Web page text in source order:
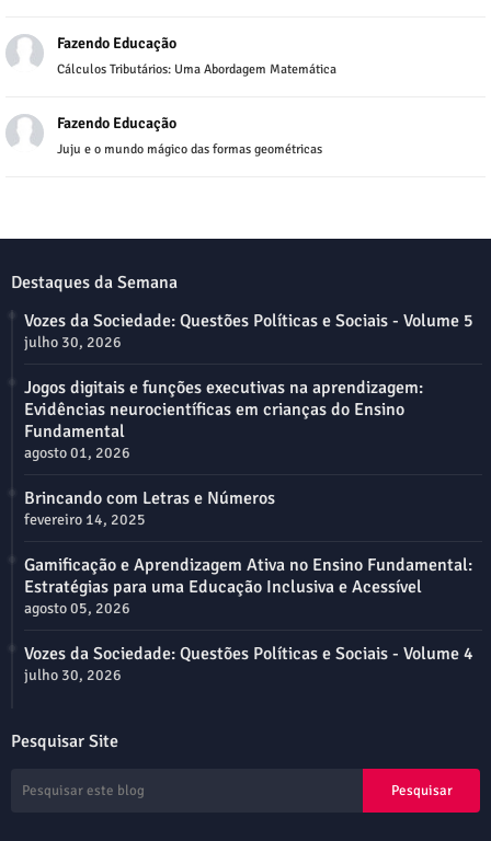
Fazendo Educação
Cálculos Tributários: Uma Abordagem Matemática
Fazendo Educação
Juju e o mundo mágico das formas geométricas
Destaques da Semana
Vozes da Sociedade: Questões Políticas e Sociais - Volume 5
julho 30, 2026
Jogos digitais e funções executivas na aprendizagem:
Evidências neurocientíficas em crianças do Ensino
Fundamental
agosto 01, 2026
Brincando com Letras e Números
fevereiro 14, 2025
Gamificação e Aprendizagem Ativa no Ensino Fundamental:
Estratégias para uma Educação Inclusiva e Acessível
agosto 05, 2026
Vozes da Sociedade: Questões Políticas e Sociais - Volume 4
julho 30, 2026
Pesquisar Site